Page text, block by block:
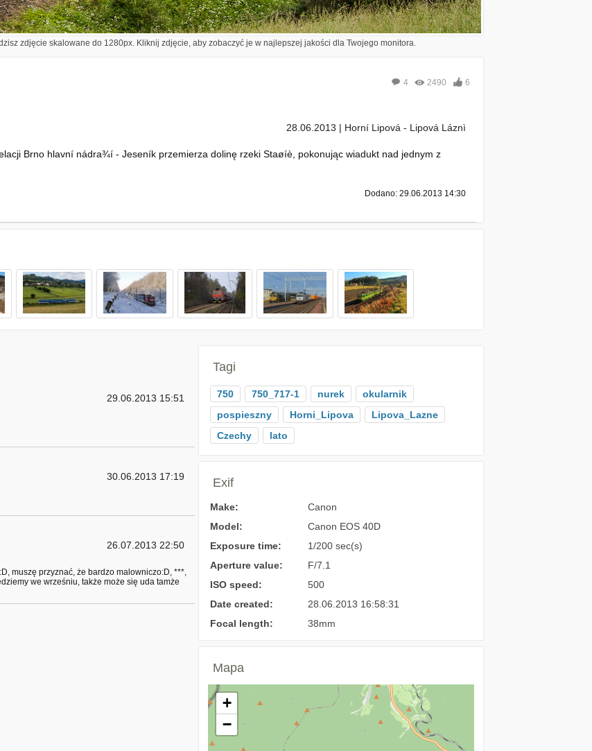
zdjęcie skalowane do 1280px. Kliknij zdjęcie, aby zobaczyć je w najlepszej jakości dla Twojego monitora.
4 2490 6
28.06.2013 | Horní Lipová - Lipová Láznì
Brno hlavní nádra¾í - Jeseník przemierza dolinę rzeki Staøíè, pokonując wiadukt nad jednym z
Dodano: 29.06.2013 14:30
29.06.2013 15:51
30.06.2013 17:19
26.07.2013 22:50
muszę przyznać, że bardzo malowniczo:D, ***,
we wrześniu, także może się uda tamże
Tagi
750 750_717-1 nurek
okularnik
pospieszny
Horni_Lipova
Lipova_Lazne
Czechy
lato
Exif
Make:
Canon
Model:
Canon EOS 40D
Exposure time:
1/200 sec(s)
Aperture value:
F/7.1
ISO speed:
500
Date created:
28.06.2013 16:58:31
Focal length:
38mm
Mapa
+
−